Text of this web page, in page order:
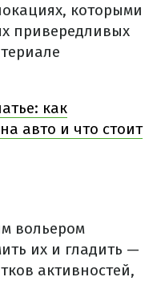
которыми
привередливых
как
авто и что стоит
вольером
их и гладить —
активностей,